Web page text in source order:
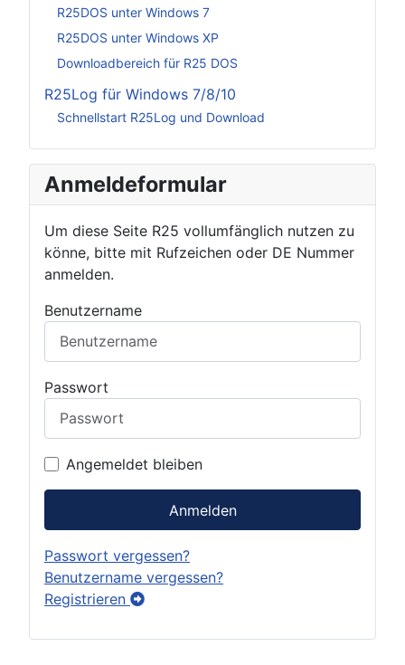
R25DOS unter Windows 7
R25DOS unter Windows XP
Downloadbereich für R25 DOS
R25Log für Windows 7/8/10
Schnellstart R25Log und Download
Anmeldeformular
Um diese Seite R25 vollumfänglich nutzen zu
könne, bitte mit Rufzeichen oder DE Nummer
anmelden.
Benutzername
Passwort
Angemeldet bleiben
Anmelden
Passwort vergessen?
Benutzername vergessen?
Registrieren